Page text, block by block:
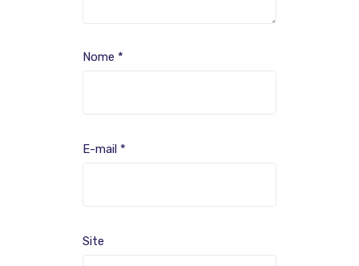
Nome *
E-mail *
Site